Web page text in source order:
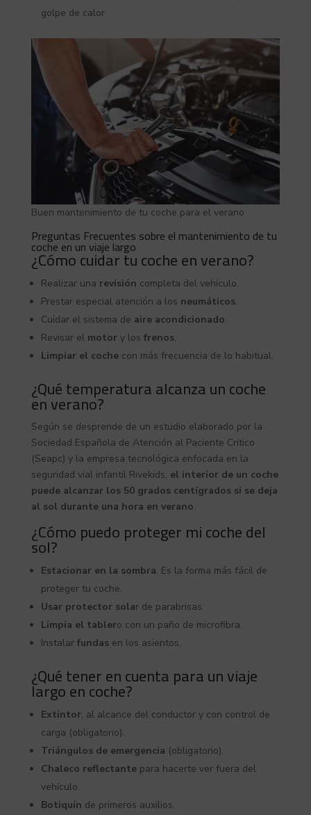
golpe de calor
Buen mantenimiento de tu coche para el verano
Preguntas Frecuentes sobre el mantenimiento de tu
coche en un viaje largo
¿Cómo cuidar tu coche en verano?
Realizar una revisión completa del vehículo.
Prestar especial atención a los neumáticos.
Cuidar el sistema de aire acondicionado.
Revisar el motory los frenos.
Limpiar el cochecon más frecuencia de lo habitual.
¿Qué temperatura alcanza un coche
en verano?
Según se desprende de un estudio elaborado por la
Sociedad Española de Atención al Paciente Crítico
(Seapc) y la empresa tecnológica enfocada en la
seguridad vial infantil Rivekids, el interior de un coche
puede alcanzar los 50 grados centígrados si se deja
al sol durante una hora en verano.
¿Cómo puedo proteger mi coche del
sol?
Estacionar en la sombra. Es la forma más fácil de
proteger tu coche.
Usar protector solar de parabrisas.
Limpia el tablero con un paño de microfibra.
Instalar fundasen los asientos.
¿Qué tener en cuenta para un viaje
largo en coche?
Extintor, al alcance del conductor y con control de
carga (obligatorio).
Triángulos de emergencia (obligatorio).
Chaleco reflectantepara hacerte ver fuera del
vehículo.
Botiquín de primeros auxilios.